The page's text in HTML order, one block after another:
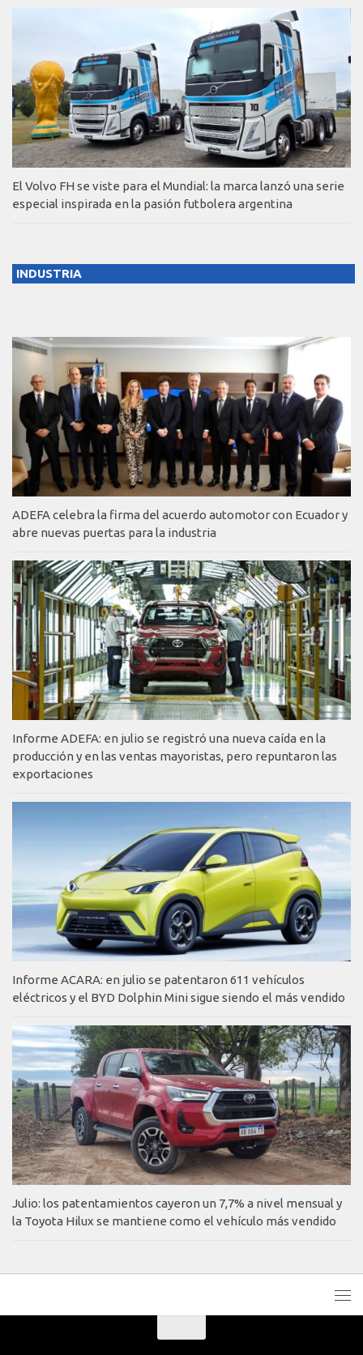
El Volvo FH se viste para el Mundial: la marca lanzó una serie
especial inspirada en la pasión futbolera argentina
INDUSTRIA
ADEFA celebra la firma del acuerdo automotor con Ecuador y
abre nuevas puertas para la industria
Informe ADEFA: en julio se registró una nueva caída en la
producción y en las ventas mayoristas, pero repuntaron las
exportaciones
Informe ACARA: en julio se patentaron 611 vehículos
eléctricos y el BYD Dolphin Mini sigue siendo el más vendido
Julio: los patentamientos cayeron un 7,7% a nivel mensual y
la Toyota Hilux se mantiene como el vehículo más vendido